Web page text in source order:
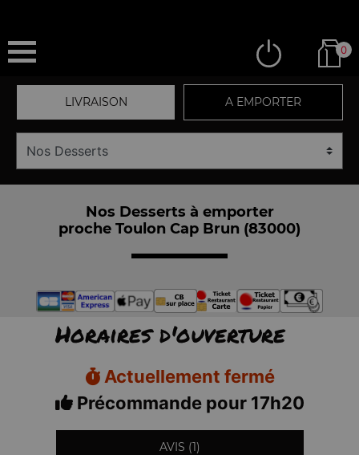
0
LIVRAISON A EMPORTER
Nos Desserts à emporter
proche Toulon Cap Brun (83000)
Horaires d'ouverture
Actuellement fermé
Précommande pour 17h20
AVIS (1)